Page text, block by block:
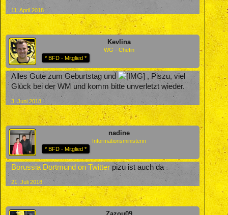
11. April 2018
Kevlina
WG - Chefin
* BFD - Mitglied *
Alles Gute zum Geburtstag und
, Piszu, viel
Glück bei der WM und komm bitte unverletzt wieder.
3. Juni 2018
nadine
Informationsministerin
* BFD - Mitglied *
Borussia Dortmund on Twitter pizu ist auch da
21. Juli 2018